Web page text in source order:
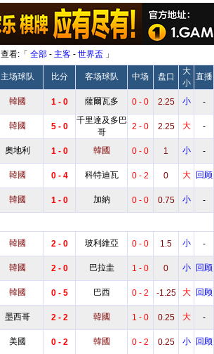
查看:「 全部- 主客- 世界盃 」
主场球队 比分 客场球队 中场 盘口
大
小
直播
韓國 1 - 0 薩爾瓦多 0 - 0 2.25 小
-
韓國 5 - 0
千里達及多巴
哥
2 - 0 2.25 大
-
奧地利 1 - 0 韓國 0 - 0 1 小
-
韓國 0 - 4 科特迪瓦 0 - 2 0 大
回顾
韓國 1 - 0 加納 0 - 0 0.75 小 -
韓國 2 - 0 玻利維亞 0 - 0 1.5 小
-
韓國 2 - 0 巴拉圭 1 - 0 0 小
回顾
韓國 0 - 5 巴西 0 - 2 -1.25 大
回顾
墨西哥 2 - 2 韓國 1 - 0 0.25 大
-
美國 0 - 2 韓國 0 - 2 0.25 小 回顾